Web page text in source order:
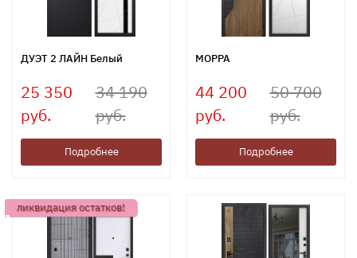
ДУЭТ 2 ЛАЙН Белый
25 350
руб.
34 190
руб.
Подробнее
МОРРА
44 200
руб.
50 700
руб.
Подробнее
ликвидация остатков!